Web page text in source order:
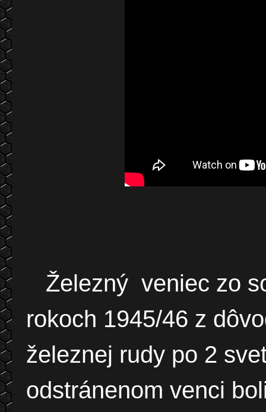
Železný veniec zo
rokoch 1945/46 z
železnej rudy po 2
odstránenom venci